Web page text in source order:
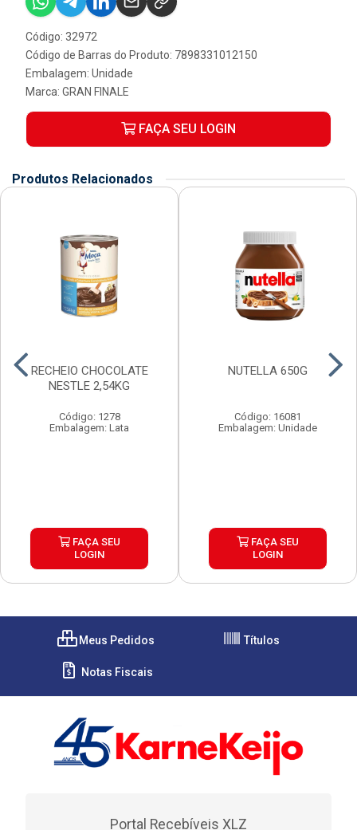
Código: 32972
Código de Barras do Produto: 7898331012150
Embalagem: Unidade
Marca: GRAN FINALE
FAÇA SEU LOGIN
Produtos Relacionados
RECHEIO CHOCOLATE
NESTLE 2,54KG
Código: 1278
Embalagem: Lata
FAÇA SEU
LOGIN
NUTELLA 650G
Código: 16081
Embalagem: Unidade
FAÇA SEU
LOGIN
Meus Pedidos Títulos
Notas Fiscais
Portal Recebíveis XLZ